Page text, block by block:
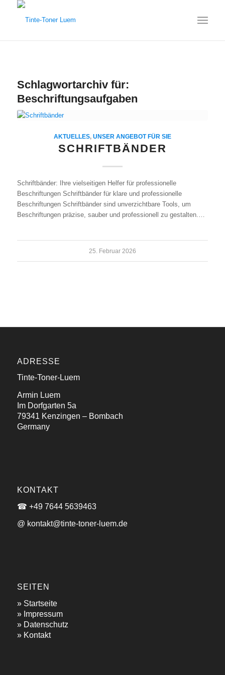
Schlagwortarchiv für:
Beschriftungsaufgaben
AKTUELLES, UNSER ANGEBOT FÜR SIE
SCHRIFTBÄNDER
Schriftbänder: Ihre vielseitigen Helfer für professionelle
Beschriftungen Schriftbänder für klare und professionelle
Beschriftungen Schriftbänder sind unverzichtbare Tools, um
Beschriftungen präzise, sauber und professionell zu gestalten.…
25. Februar 2026
ADRESSE
Tinte-Toner-Luem
Armin Luem
Im Dorfgarten 5a
79341 Kenzingen – Bombach
Germany
KONTAKT
☎ +49 7644 5639463
@ kontakt@tinte-toner-luem.de
SEITEN
» Startseite
» Impressum
» Datenschutz
» Kontakt